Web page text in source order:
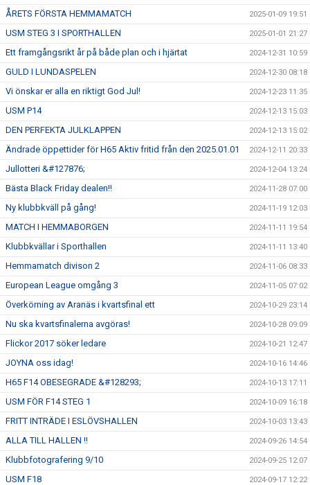
ÅRETS FÖRSTA HEMMAMATCH 2025-01-09 19:51
USM STEG 3 I SPORTHALLEN 2025-01-01 21:27
Ett framgångsrikt år på både plan och i hjärtat 2024-12-31 10:59
GULD I LUNDASPELEN 2024-12-30 08:18
Vi önskar er alla en riktigt God Jul! 2024-12-23 11:35
USM P14 2024-12-13 15:03
DEN PERFEKTA JULKLAPPEN 2024-12-13 15:02
Ändrade öppettider för H65 Aktiv fritid från den 2025.01.01 2024-12-11 20:33
Jullotteri &#127876; 2024-12-04 13:24
Bästa Black Friday dealen!! 2024-11-28 07:00
Ny klubbkväll på gång! 2024-11-19 12:03
MATCH I HEMMABORGEN 2024-11-11 19:54
Klubbkvällar i Sporthallen 2024-11-11 13:40
Hemmamatch divison 2 2024-11-06 08:33
European League omgång 3 2024-11-05 07:02
Överkörning av Aranäs i kvartsfinal ett 2024-10-29 23:14
Nu ska kvartsfinalerna avgöras! 2024-10-28 09:09
Flickor 2017 söker ledare 2024-10-21 12:47
JOYNA oss idag! 2024-10-16 14:46
H65 F14 OBESEGRADE &#128293; 2024-10-13 17:11
USM FÖR F14 STEG 1 2024-10-09 16:18
FRITT INTRÄDE I ESLÖVSHALLEN 2024-10-03 13:43
ALLA TILL HALLEN !! 2024-09-26 14:54
Klubbfotografering 9/10 2024-09-25 12:07
USM F18 2024-09-17 12:22